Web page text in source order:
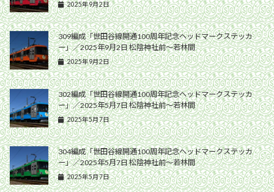
2025年9月2日
309編成「世田谷線開通100周年記念ヘッドマークステッカ
ー」／2025年9月2日 松陰神社前〜若林間
2025年9月2日
302編成「世田谷線開通100周年記念ヘッドマークステッカ
ー」／2025年5月7日 松陰神社前〜若林間
2025年5月7日
304編成「世田谷線開通100周年記念ヘッドマークステッカ
ー」／2025年5月7日 松陰神社前〜若林間
2025年5月7日